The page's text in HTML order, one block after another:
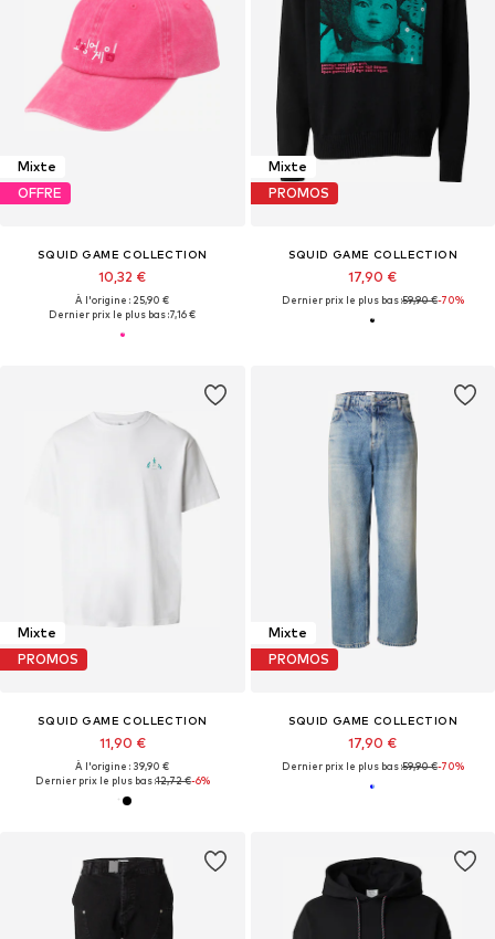
Mixte
OFFRE
SQUID GAME COLLECTION
10,32 €
À l'origine : 25,90 €
Dernier prix le plus bas :7,16 €
Mixte
PROMOS
SQUID GAME COLLECTION
17,90 €
Dernier prix le plus bas :59,90 €-70%
Mixte
PROMOS
SQUID GAME COLLECTION
11,90 €
À l'origine : 39,90 €
Dernier prix le plus bas :12,72 €-6%
Mixte
PROMOS
SQUID GAME COLLECTION
17,90 €
Dernier prix le plus bas :59,90 €-70%